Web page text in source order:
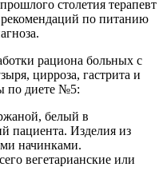
столетия терапевт
рекомендаций по питанию
рациона больных с
цирроза, гастрита и
по диете №5:
белый в
пациента. Изделия из
начинками.
вегетарианские или